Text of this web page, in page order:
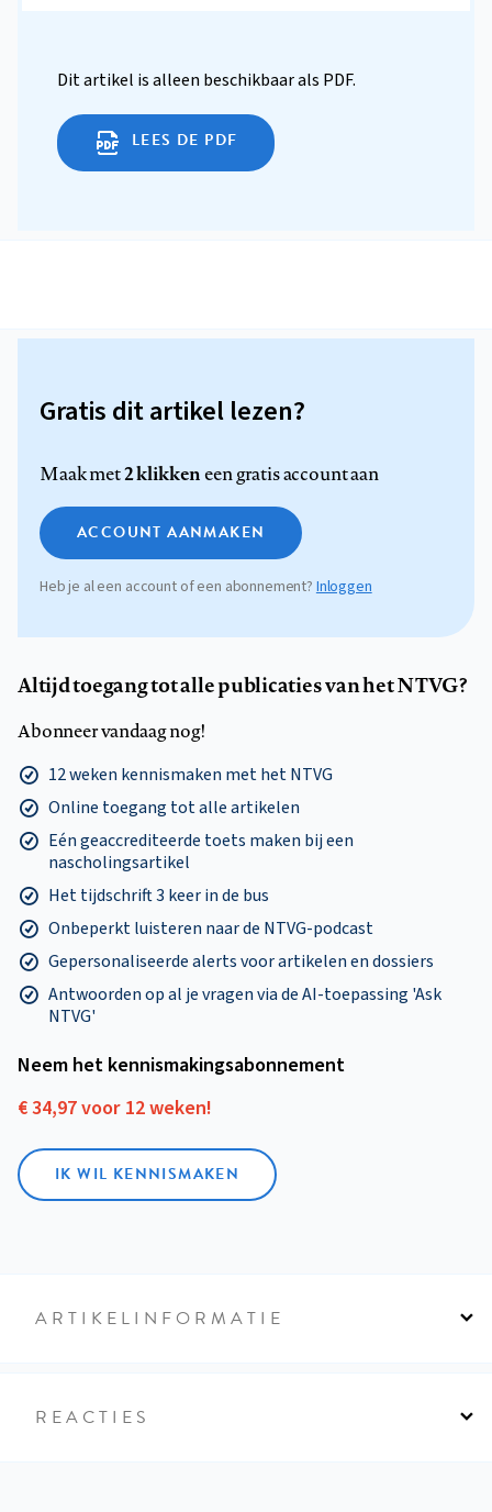
Dit artikel is alleen beschikbaar als PDF.
LEES DE PDF
Gratis dit artikel lezen?
Maak met2 klikkeneen gratis account aan
ACCOUNT AANMAKEN
Heb je al een account of een abonnement? Inloggen
Altijd toegang tot alle publicaties van het NTVG?
Abonneer vandaag nog!
12 weken kennismaken met het NTVG
Online toegang tot alle artikelen
Eén geaccrediteerde toets maken bij een
nascholingsartikel
Het tijdschrift 3 keer in de bus
Onbeperkt luisteren naar de NTVG-podcast
Gepersonaliseerde alerts voor artikelen en dossiers
Antwoorden op al je vragen via de AI-toepassing 'Ask
NTVG'
Neem het kennismakings­abonnement
€ 34,97 voor 12 weken!
IK WIL KENNISMAKEN
ARTIKELINFORMATIE
REACTIES